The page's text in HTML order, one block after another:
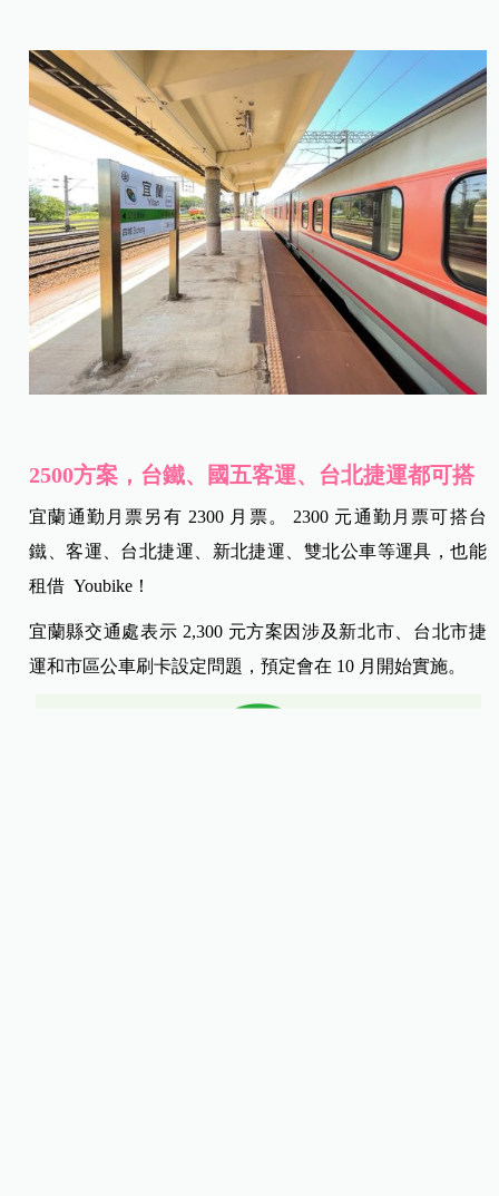
2500方案，台鐵、國五客運、台北捷運都可搭
宜蘭通勤月票另有 2300 月票。 2300 元通勤月票可搭台
鐵、客運、台北捷運、新北捷運、雙北公車等運具，也能
租借 Youbike！
宜蘭縣交通處表示 2,300 元方案因涉及新北市、台北市捷
運和市區公車刷卡設定問題，預定會在 10 月開始實施。